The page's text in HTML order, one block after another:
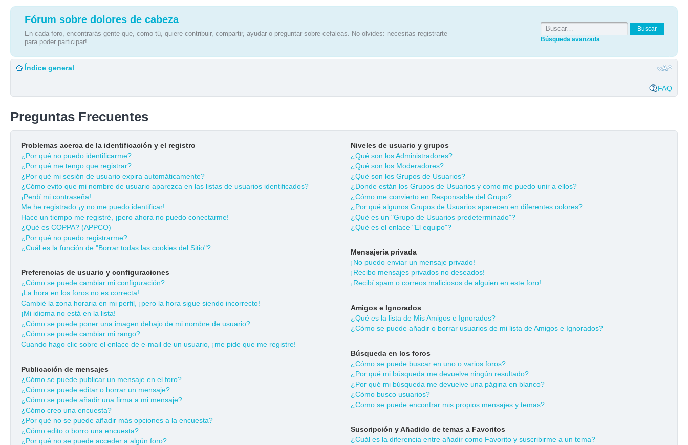
Fórum sobre dolores de cabeza
En cada foro, encontrarás gente que, como tú, quiere contribuir, compartir, ayudar o preguntar sobre cefaleas. No olvides: necesitas registrarte
para poder participar!
Búsqueda avanzada
Índice general
FAQ
Preguntas Frecuentes
Problemas acerca de la identificación y el registro
¿Por qué no puedo identificarme?
¿Por qué me tengo que registrar?
¿Por qué mi sesión de usuario expira automáticamente?
¿Cómo evito que mi nombre de usuario aparezca en las listas de usuarios identificados?
¡Perdí mi contraseña!
Me he registrado ¡y no me puedo identificar!
Hace un tiempo me registré, ¡pero ahora no puedo conectarme!
¿Qué es COPPA? (APPCO)
¿Por qué no puedo registrarme?
¿Cuál es la función de "Borrar todas las cookies del Sitio"?
Preferencias de usuario y configuraciones
¿Cómo se puede cambiar mi configuración?
¡La hora en los foros no es correcta!
Cambié la zona horaria en mi perfil, ¡pero la hora sigue siendo incorrecto!
¡Mi idioma no está en la lista!
¿Cómo se puede poner una imagen debajo de mi nombre de usuario?
¿Cómo se puede cambiar mi rango?
Cuando hago clic sobre el enlace de e-mail de un usuario, ¡me pide que me registre!
Publicación de mensajes
¿Cómo se puede publicar un mensaje en el foro?
¿Cómo se puede editar o borrar un mensaje?
¿Cómo se puede añadir una firma a mi mensaje?
¿Cómo creo una encuesta?
¿Por qué no se puede añadir más opciones a la encuesta?
¿Cómo edito o borro una encuesta?
¿Por qué no se puede acceder a algún foro?
Niveles de usuario y grupos
¿Qué son los Administradores?
¿Qué son los Moderadores?
¿Qué son los Grupos de Usuarios?
¿Donde están los Grupos de Usuarios y como me puedo unir a ellos?
¿Cómo me convierto en Responsable del Grupo?
¿Por qué algunos Grupos de Usuarios aparecen en diferentes colores?
¿Qué es un "Grupo de Usuarios predeterminado"?
¿Qué es el enlace "El equipo"?
Mensajería privada
¡No puedo enviar un mensaje privado!
¡Recibo mensajes privados no deseados!
¡Recibí spam o correos maliciosos de alguien en este foro!
Amigos e Ignorados
¿Qué es la lista de Mis Amigos e Ignorados?
¿Cómo se puede añadir o borrar usuarios de mi lista de Amigos e Ignorados?
Búsqueda en los foros
¿Cómo se puede buscar en uno o varios foros?
¿Por qué mi búsqueda me devuelve ningún resultado?
¿Por qué mi búsqueda me devuelve una página en blanco?
¿Cómo busco usuarios?
¿Como se puede encontrar mis propios mensajes y temas?
Suscripción y Añadido de temas a Favoritos
¿Cuál es la diferencia entre añadir como Favorito y suscribirme a un tema?